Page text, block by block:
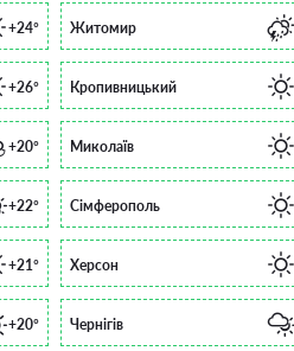
+24° Житомир
+26° Кропивницький
+20° Миколаїв
+22° Сімферополь
+21° Херсон
+20° Чернігів